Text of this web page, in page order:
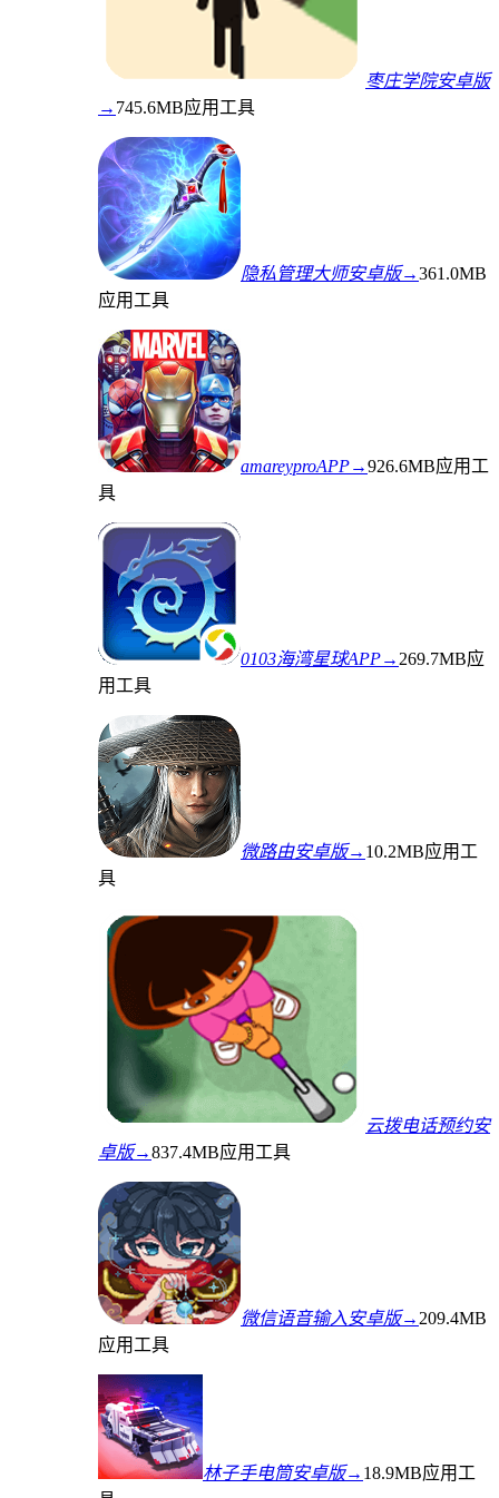
枣庄学院安卓版
→ 745.6MB应用工具
隐私管理大师安卓版→361.0MB
应用工具
amareyproAPP→926.6MB应用工
具
0103海湾星球APP→ 269.7MB应
用工具
微路由安卓版→ 10.2MB应用工
具
云拨电话预约安
卓版→837.4MB应用工具
微信语音输入安卓版→ 209.4MB
应用工具
林子手电筒安卓版→ 18.9MB应用工